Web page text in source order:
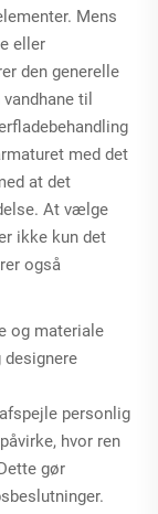
Mens
eller
den generelle
til
med det
at det
At vælge
ikke kun det
også
og materiale
personlig
hvor ren
gør